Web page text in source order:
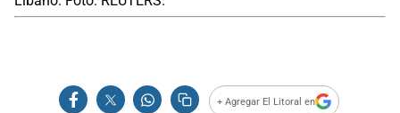
+ Agregar El Litoral en